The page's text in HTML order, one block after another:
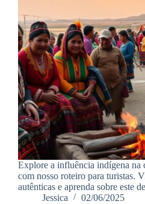
Explore a influência indígena na
com nosso roteiro para turistas.
autênticas e aprenda sobre este
Jessica
02/06/2025